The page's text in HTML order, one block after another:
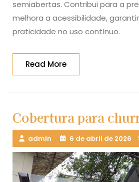
semiabertas. Contribui para a
melhora a acessibilidade,
praticidade no uso contínuo.
Read MoreRead
More
Cobertura para
admin 6 de abril de 2026